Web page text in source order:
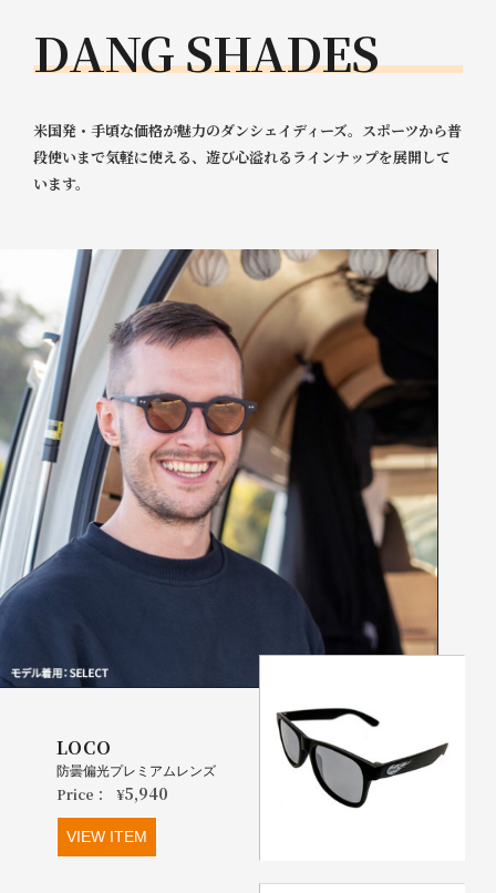
DANGSHADES
米国発・手頃な価格が魅力のダンシェイディーズ。スポーツから普
段使いまで気軽に使える、遊び心溢れるラインナップを展開して
います。
LOCO
防曇偏光プレミアムレンズ
Price： ¥5,940
VIEW ITEM